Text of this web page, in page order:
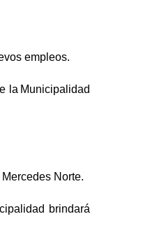
empleos.
la Municipalidad
Norte.
brindará